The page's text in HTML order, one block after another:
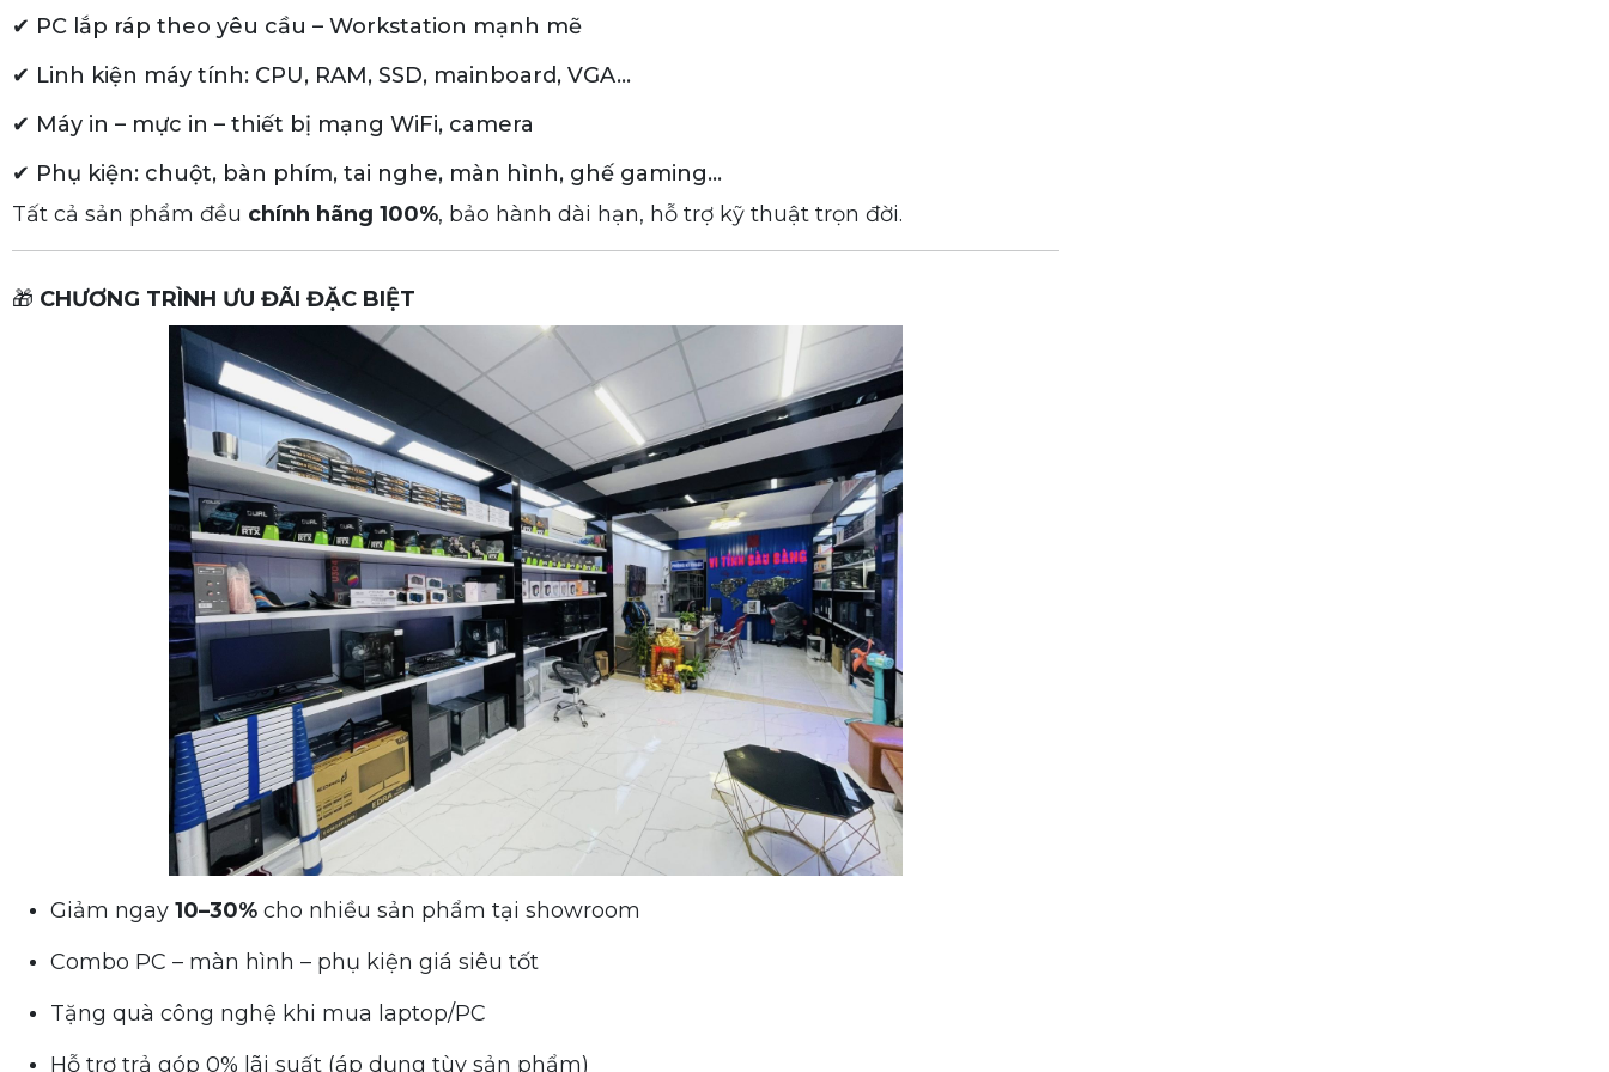
✔ PC lắp ráp theo yêu cầu – Workstation mạnh mẽ
✔ Linh kiện máy tính: CPU, RAM, SSD, mainboard, VGA…
✔ Máy in – mực in – thiết bị mạng WiFi, camera
✔ Phụ kiện: chuột, bàn phím, tai nghe, màn hình, ghế gaming…
Tất cả sản phẩm đều chính hãng 100%, bảo hành dài hạn, hỗ trợ kỹ thuật trọn đời.
🎁 CHƯƠNG TRÌNH ƯU ĐÃI ĐẶC BIỆT
Giảm ngay 10–30% cho nhiều sản phẩm tại showroom
Combo PC – màn hình – phụ kiện giá siêu tốt
Tặng quà công nghệ khi mua laptop/PC
Hỗ trợ trả góp 0% lãi suất (áp dụng tùy sản phẩm)